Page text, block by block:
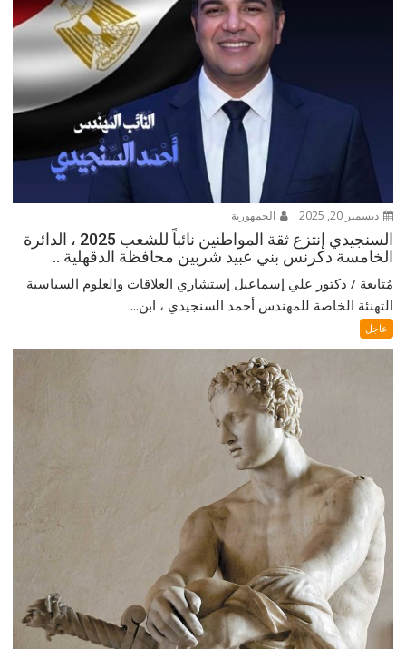
ديسمبر 20, 2025 الجمهورية
السنجيدي إنتزع ثقة المواطنين نائباً للشعب 2025 ، الدائرة
الخامسة دكرنس بني عبيد شربين محافظة الدقهلية ..
مُتابعة / دكتور علي إسماعيل إستشاري العلاقات والعلوم السياسية
التهنئة الخاصة للمهندس أحمد السنجيدي ، ابن...
عاجل